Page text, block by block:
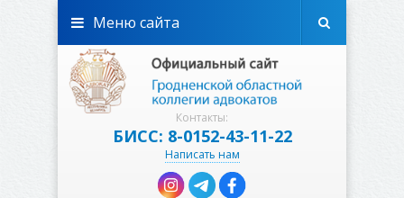
Контакты:
БИСС: 8-0152-43-11-22
Написать нам
Меню сайта